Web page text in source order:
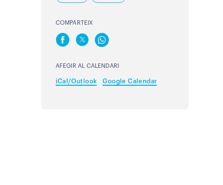
COMPARTEIX
AFEGIR AL CALENDARI
iCal/Outlook Google Calendar